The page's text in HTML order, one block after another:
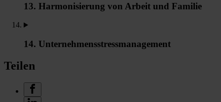
13. Harmonisierung von Arbeit und Familie
14. Unternehmensstressmanagement
Teilen